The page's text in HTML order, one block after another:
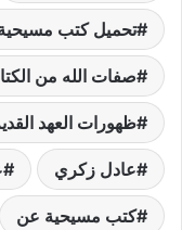
تحميل كتب
صفات الله من
ظهورات العهد
عادل زكري
كتب مسيحية عن